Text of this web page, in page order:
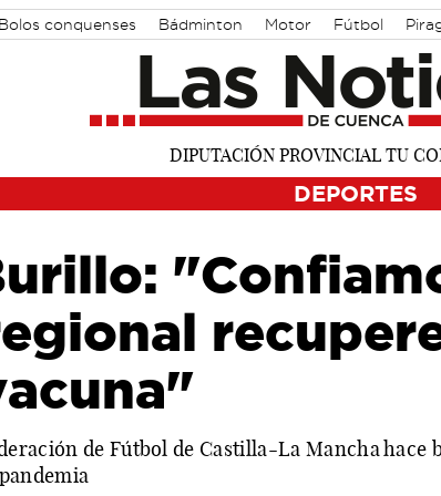
Bolos conquenses Bádminton Motor Fútbol
DEPORTES
de Fútbol de Castilla-La Mancha hace